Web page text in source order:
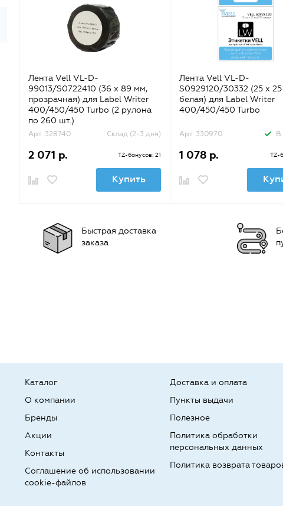
Лента Vell VL-D-
99013/S0722410 (36 х 89 мм,
прозрачная) для Label Writer
400/450/450 Turbo (2 рулона
по 260 шт.)
Арт. 328740 Склад (2-3 дня)
2 071 р. TZ-бонусов: 21
Купить
Лента Vell VL-D-
S0929120/30332 (25 х
белая) для Label Writer
400/450/450 Turbo
Арт. 330970 В
1 078 р. TZ-
Быстрая доставка
заказа
Каталог
О компании
Бренды
Доставка и оплата
Пункты выдачи
Полезное
Акции
Контакты
Соглашение об использовании
cookie-файлов
Политика обработки
персональных данных
Политика возврата